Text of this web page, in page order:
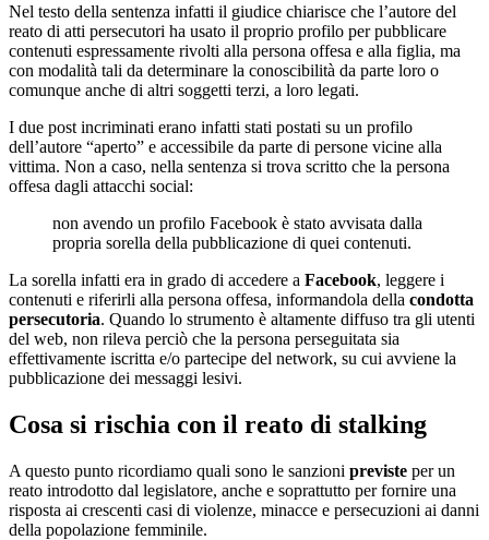
Nel testo della sentenza infatti il giudice chiarisce che l’autore del
reato di atti persecutori ha usato il proprio profilo per pubblicare
contenuti espressamente rivolti alla persona offesa e alla figlia, ma
con modalità tali da determinare la conoscibilità da parte loro o
comunque anche di altri soggetti terzi, a loro legati.
I due post incriminati erano infatti stati postati su un profilo
dell’autore “aperto” e accessibile da parte di persone vicine alla
vittima. Non a caso, nella sentenza si trova scritto che la persona
offesa dagli attacchi social:
non avendo un profilo Facebook è stato avvisata dalla
propria sorella della pubblicazione di quei contenuti.
La sorella infatti era in grado di accedere a Facebook, leggere i
contenuti e riferirli alla persona offesa, informandola della condotta
persecutoria. Quando lo strumento è altamente diffuso tra gli utenti
del web, non rileva perciò che la persona perseguitata sia
effettivamente iscritta e/o partecipe del network, su cui avviene la
pubblicazione dei messaggi lesivi.
Cosa si rischia con il reato di stalking
A questo punto ricordiamo quali sono le sanzioni previste per un
reato introdotto dal legislatore, anche e soprattutto per fornire una
risposta ai crescenti casi di violenze, minacce e persecuzioni ai danni
della popolazione femminile.